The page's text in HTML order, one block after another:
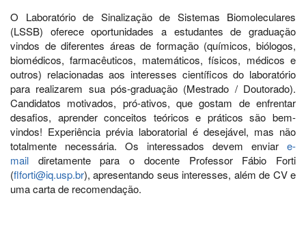
O Laboratório de Sinalização de Sistemas Biomoleculares
(LSSB) oferece oportunidades a estudantes de graduação
vindos de diferentes áreas de formação (químicos, biólogos,
biomédicos, farmacêuticos, matemáticos, físicos, médicos e
outros) relacionadas aos interesses científicos do laboratório
para realizarem sua pós-graduação (Mestrado / Doutorado).
Candidatos motivados, pró-ativos, que gostam de enfrentar
desafios, aprender conceitos teóricos e práticos são bem-
vindos! Experiência prévia laboratorial é desejável, mas não
totalmente necessária. Os interessados devem enviar e-
mail diretamente para o docente Professor Fábio Forti
(flforti@iq.usp.br), apresentando seus interesses, além de CV e
uma carta de recomendação.